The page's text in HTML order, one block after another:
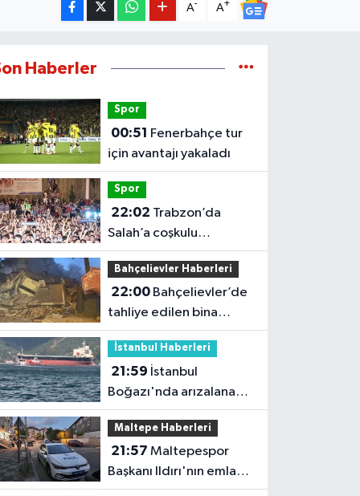
A- A+
Haberler
Spor
00:51
için avantajı yakaladı
Spor
22:02
Salah’a coşkulu
karşılama
Bahçelievler Haberleri
22:00Bahçelievler’de
tahliye edilen bina
çöktü
İstanbul Haberleri
21:59
Boğazı'nda arızalanan
gemi çekildi; trafik
yeniden açıldı
Maltepe Haberleri
21:57
Başkanı Ildırı'nın emlak
dükkanı kurşunlandı: 1